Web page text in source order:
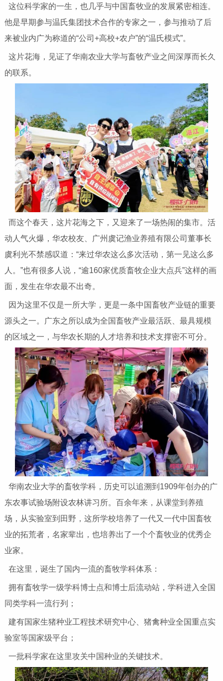
这位科学家的一生，也几乎与中国畜牧业的发展紧密相连。
他是早期参与温氏集团技术合作的专家之一，参与推动了后
来被业内广为称道的“公司+高校+农户”的“温氏模式”。
这片花海，见证了华南农业大学与畜牧产业之间深厚而长久
的联系。
而这个春天，这片花海之下，又迎来了一场热闹的集市。活
动人气火爆，华农校友、广州虞记渔业养殖有限公司董事长
虞利光不禁感叹道：“来过华农这么多次活动，第一见这么多
人。”也有很多人说，“逾160家优质畜牧企业大点兵”这样的画
面，发生在华农最不出奇。
因为这里不仅是一所大学，更是一条中国畜牧产业链的重要
源头之一。广东之所以成为全国畜牧产业最活跃、最具规模
的区域之一，与华农长期的人才培养和技术支撑密不可分。
华南农业大学的畜牧学科，历史可以追溯到1909年创办的广
东农事试验场附设农林讲习所。百余年来，从课堂到养殖
场，从实验室到田野，这所学校培养了一代又一代中国畜牧
业的拓荒者，名家辈出，也培养出了一个个畜牧业的优秀企
业家。
在这里，诞生了国内一流的畜牧学科体系：
拥有畜牧学一级学科博士点和博士后流动站，学科进入全国
同类学科一流行列；
建有国家生猪种业工程技术研究中心、猪禽种业全国重点实
验室等国家级平台；
一批科学家在这里攻关中国种业的关键技术。